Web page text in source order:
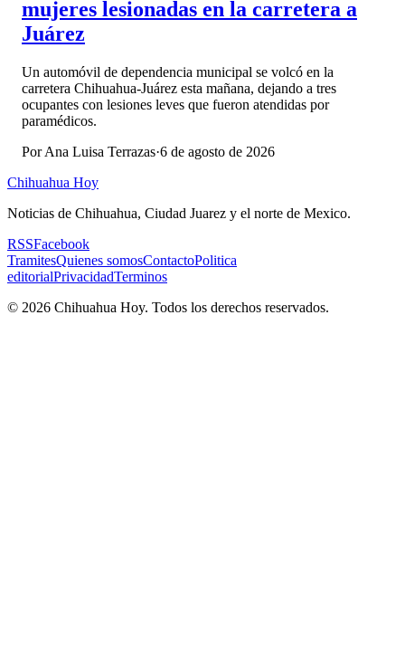
mujeres lesionadas en la carretera a
Juárez
Un automóvil de dependencia municipal se volcó en la
carretera Chihuahua-Juárez esta mañana, dejando a tres
ocupantes con lesiones leves que fueron atendidas por
paramédicos.
PorAna Luisa Terrazas·6 de agosto de 2026
Chihuahua Hoy
Noticias de Chihuahua, Ciudad Juarez y el norte de Mexico.
RSSFacebook
TramitesQuienes somosContactoPolitica
editorialPrivacidadTerminos
© 2026 Chihuahua Hoy. Todos los derechos reservados.